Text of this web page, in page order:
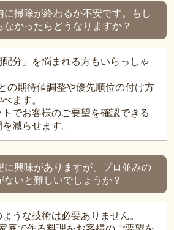
に掃除が終わるか不安です。もし
なかったらどうなりますか？
分」を悩まれる方もいらっしゃ
の期待値調整や優先順位の付け方
ます。
でお客様のご要望を確認できる
減らせます。
に興味がありますが、プロ並みの
ないと難しいでしょうか？
ような技術は必要ありません。